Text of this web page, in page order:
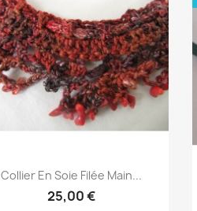
Aperçu rapide
Collier En Soie Filée Main...
25,00 €